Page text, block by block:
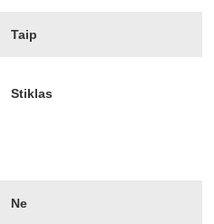
Taip
Stiklas
Ne